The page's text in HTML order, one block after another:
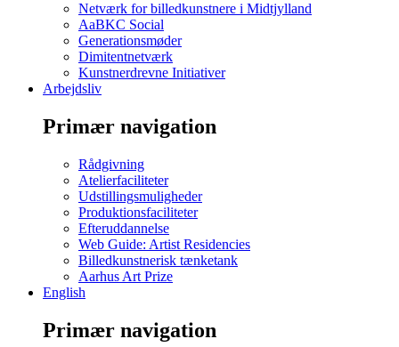
Netværk for billedkunstnere i Midtjylland
AaBKC Social
Generationsmøder
Dimitentnetværk
Kunstnerdrevne Initiativer
Arbejdsliv
Primær navigation
Rådgivning
Atelierfaciliteter
Udstillingsmuligheder
Produktionsfaciliteter
Efteruddannelse
Web Guide: Artist Residencies
Billedkunstnerisk tænketank
Aarhus Art Prize
English
Primær navigation